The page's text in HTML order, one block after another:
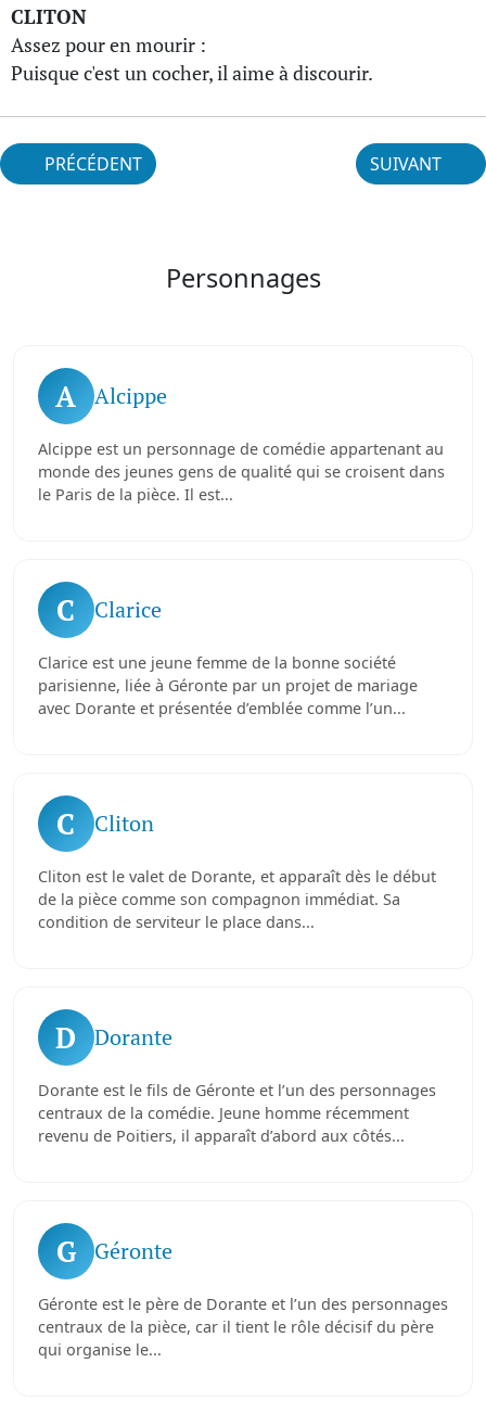
CLITON
Assez pour en mourir :
Puisque c'est un cocher, il aime à discourir.
PRÉCÉDENT SUIVANT
Personnages
A Alcippe
Alcippe est un personnage de comédie appartenant au
monde des jeunes gens de qualité qui se croisent dans
le Paris de la pièce. Il est...
C Clarice
Clarice est une jeune femme de la bonne société
parisienne, liée à Géronte par un projet de mariage
avec Dorante et présentée d’emblée comme l’un...
C Cliton
Cliton est le valet de Dorante, et apparaît dès le début
de la pièce comme son compagnon immédiat. Sa
condition de serviteur le place dans...
D Dorante
Dorante est le fils de Géronte et l’un des personnages
centraux de la comédie. Jeune homme récemment
revenu de Poitiers, il apparaît d’abord aux côtés...
G Géronte
Géronte est le père de Dorante et l’un des personnages
centraux de la pièce, car il tient le rôle décisif du père
qui organise le...